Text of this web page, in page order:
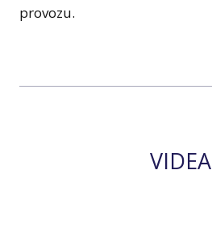
provozu.
VIDEA